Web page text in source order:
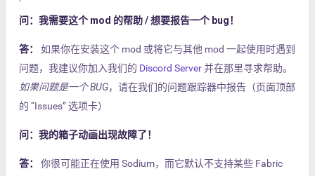
问：我需要这个 mod 的帮助 / 想要报告一个 bug！
答：
如果你在安装这个 mod 或将它与其他 mod 一起使用时遇到
问题，我建议你加入我们的 Discord Server并在那里寻求帮助。
如果问题是一个 BUG，请在我们的问题跟踪器中报告（页面顶部
的 “Issues” 选项卡）
问：我的箱子动画出现故障了！
答：
你很可能正在使用 Sodium，而它默认不支持某些 Fabric